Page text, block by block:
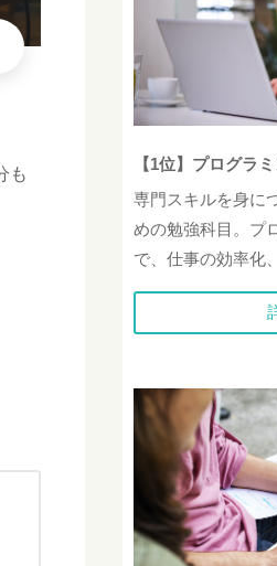
も
【1位】プログラ
専門スキルを身に
めの勉強科目。プ
で、仕事の効率化